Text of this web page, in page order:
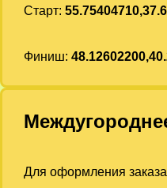
Старт:
Финиш:
Для оформления заказа